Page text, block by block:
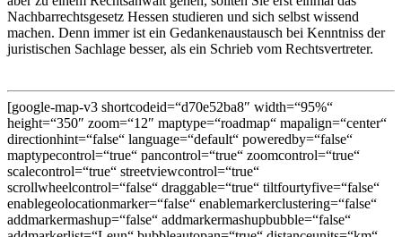
Nachbarrechtsgesetz Hessen studieren und sich selbst wissend
machen. Denn immer ist ein Gedankenaustausch bei Kenntniss der
juristischen Sachlage besser, als ein Schrieb vom Rechtsvertreter.
[google-map-v3 shortcodeid=“d70e52ba8″ width=“95%“
height=“350″ zoom=“12″ maptype=“roadmap“ mapalign=“center“
directionhint=“false“ language=“default“ poweredby=“false“
maptypecontrol=“true“ pancontrol=“true“ zoomcontrol=“true“
scalecontrol=“true“ streetviewcontrol=“true“
scrollwheelcontrol=“false“ draggable=“true“ tiltfourtyfive=“false“
enablegeolocationmarker=“false“ enablemarkerclustering=“false“
addmarkermashup=“false“ addmarkermashupbubble=“false“